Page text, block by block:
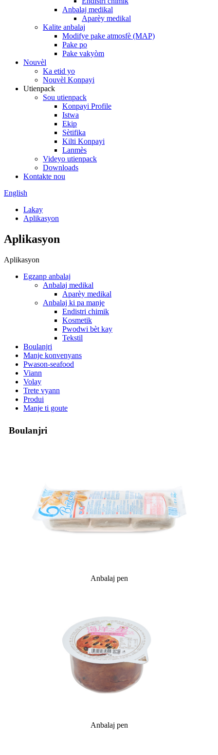
Anbalaj medikal
Aparèy medikal
Kalite anbalaj
Modifye pake atmosfè (MAP)
Pake po
Pake vakyòm
Nouvèl
Ka etid yo
Nouvèl Konpayi
Utienpack
Sou utienpack
Konpayi Profile
Istwa
Ekip
Sètifika
Kilti Konpayi
Lanmès
Videyo utienpack
Downloads
Kontakte nou
English
Lakay
Aplikasyon
Aplikasyon
Aplikasyon
Egzanp anbalaj
Anbalaj medikal
Aparèy medikal
Anbalaj ki pa manje
Endistri chimik
Kosmetik
Pwodwi bèt kay
Tekstil
Boulanjri
Manje konvenyans
Pwason-seafood
Viann
Volay
Trete vyann
Produi
Manje ti goute
Boulanjri
Anbalaj pen
Anbalaj pen